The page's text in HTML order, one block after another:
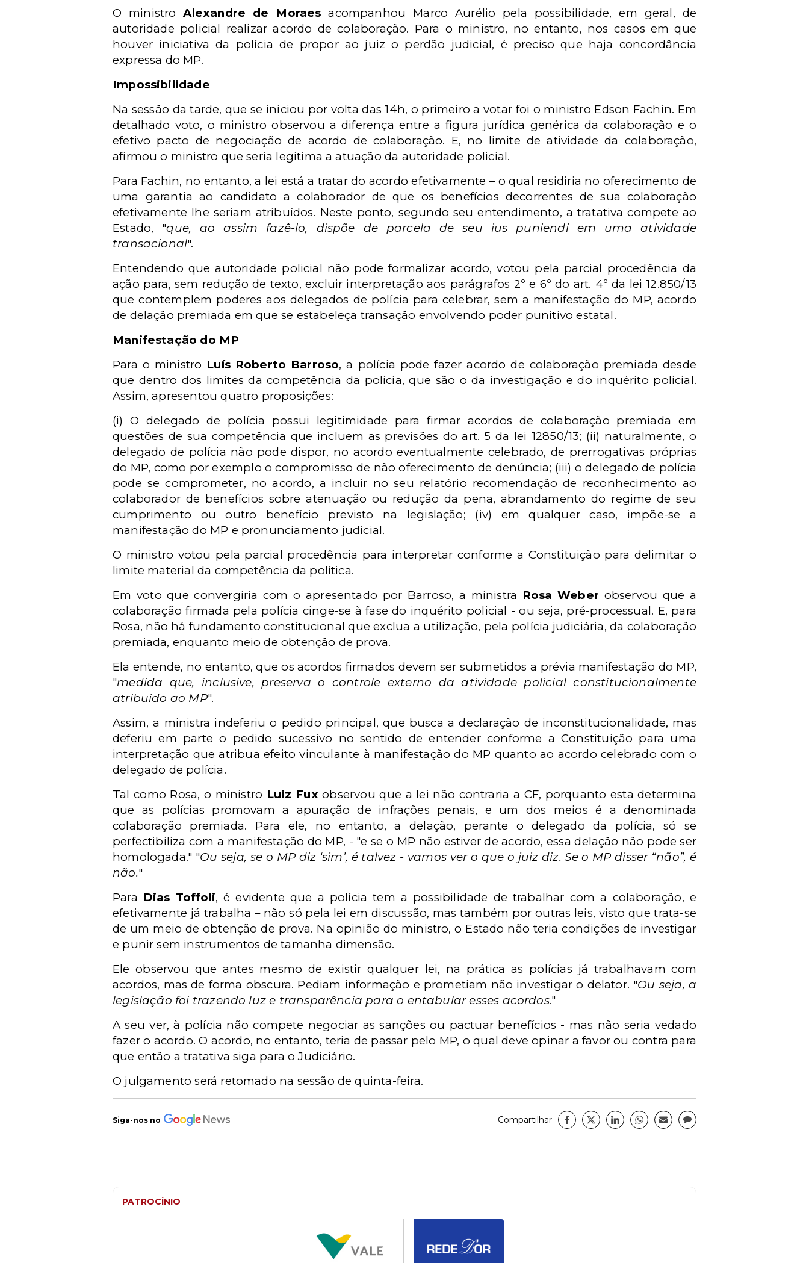
O ministroAlexandre de Moraes acompanhou Marco Aurélio pela possibilidade, em geral, de
autoridade policial realizar acordo de colaboração. Para o ministro, no entanto, nos casos em que
houver iniciativa da polícia de propor ao juiz o perdão judicial, é preciso que haja concordância
expressa do MP.
Impossibilidade
Na sessão da tarde, que se iniciou por volta das 14h, o primeiro a votar foi o ministro Edson Fachin. Em
detalhado voto, o ministro observou a diferença entre a figura jurídica genérica da colaboração e o
efetivo pacto de negociação de acordo de colaboração. E, no limite de atividade da colaboração,
afirmou o ministro que seria legitima a atuação da autoridade policial.
Para Fachin, no entanto, a lei está a tratar do acordo efetivamente – o qual residiria no oferecimento de
uma garantia ao candidato a colaborador de que os benefícios decorrentes de sua colaboração
efetivamente lhe seriam atribuídos. Neste ponto, segundo seu entendimento, a tratativa compete ao
Estado, "que, ao assim fazê-lo, dispõe de parcela de seu ius puniendi em uma atividade
transacional".
Entendendo que autoridade policial não pode formalizar acordo, votou pela parcial procedência da
ação para, sem redução de texto, excluir interpretação aos parágrafos 2º e 6º do art. 4º da lei 12.850/13
que contemplem poderes aos delegados de polícia para celebrar, sem a manifestação do MP, acordo
de delação premiada em que se estabeleça transação envolvendo poder punitivo estatal.
Manifestação do MP
Para o ministro Luís Roberto Barroso, a polícia pode fazer acordo de colaboração premiada desde
que dentro dos limites da competência da polícia, que são o da investigação e do inquérito policial.
Assim, apresentou quatro proposições:
(i) O delegado de polícia possui legitimidade para firmar acordos de colaboração premiada em
questões de sua competência que incluem as previsões do art. 5 da lei 12850/13; (ii) naturalmente, o
delegado de polícia não pode dispor, no acordo eventualmente celebrado, de prerrogativas próprias
do MP, como por exemplo o compromisso de não oferecimento de denúncia; (iii) o delegado de polícia
pode se comprometer, no acordo, a incluir no seu relatório recomendação de reconhecimento ao
colaborador de benefícios sobre atenuação ou redução da pena, abrandamento do regime de seu
cumprimento ou outro benefício previsto na legislação; (iv) em qualquer caso, impõe-se a
manifestação do MP e pronunciamento judicial.
O ministro votou pela parcial procedência para interpretar conforme a Constituição para delimitar o
limite material da competência da política.
Em voto que convergiria com o apresentado por Barroso, a ministra Rosa Weber observou que a
colaboração firmada pela polícia cinge-se à fase do inquérito policial - ou seja, pré-processual. E, para
Rosa, não há fundamento constitucional que exclua a utilização, pela polícia judiciária, da colaboração
premiada, enquanto meio de obtenção de prova.
Ela entende, no entanto, que os acordos firmados devem ser submetidos a prévia manifestação do MP,
"medida que, inclusive, preserva o controle externo da atividade policial constitucionalmente
atribuído ao MP".
Assim, a ministra indeferiu o pedido principal, que busca a declaração de inconstitucionalidade, mas
deferiu em parte o pedido sucessivo no sentido de entender conforme a Constituição para uma
interpretação que atribua efeito vinculante à manifestação do MP quanto ao acordo celebrado com o
delegado de polícia.
Tal como Rosa, o ministro Luiz Fuxobservou que a lei não contraria a CF, porquanto esta determina
que as polícias promovam a apuração de infrações penais, e um dos meios é a denominada
colaboração premiada. Para ele, no entanto, a delação, perante o delegado da polícia, só se
perfectibiliza com a manifestação do MP, - "e se o MP não estiver de acordo, essa delação não pode ser
homologada." "Ou seja, se o MP diz ‘sim’, é talvez - vamos ver o que o juiz diz. Se o MP disser “não”, é
não."
Para Dias Toffoli, é evidente que a polícia tem a possibilidade de trabalhar com a colaboração, e
efetivamente já trabalha – não só pela lei em discussão, mas também por outras leis, visto que trata-se
de um meio de obtenção de prova. Na opinião do ministro, o Estado não teria condições de investigar
e punir sem instrumentos de tamanha dimensão.
Ele observou que antes mesmo de existir qualquer lei, na prática as polícias já trabalhavam com
acordos, mas de forma obscura. Pediam informação e prometiam não investigar o delator. "Ou seja, a
legislação foi trazendo luz e transparência para o entabular esses acordos."
A seu ver, à polícia não compete negociar as sanções ou pactuar benefícios - mas não seria vedado
fazer o acordo. O acordo, no entanto, teria de passar pelo MP, o qual deve opinar a favor ou contra para
que então a tratativa siga para o Judiciário.
O julgamento será retomado na sessão de quinta-feira.
Siga-nos no Compartilhar
PATROCÍNIO